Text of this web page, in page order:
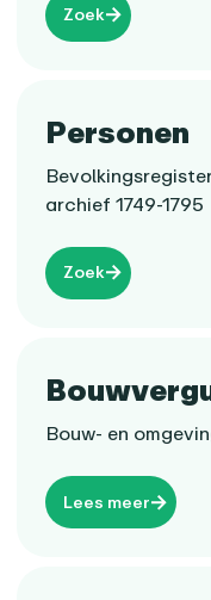
Zoek
Personen
archief 1749-1795
Zoek
Bouw- en
Lees meer